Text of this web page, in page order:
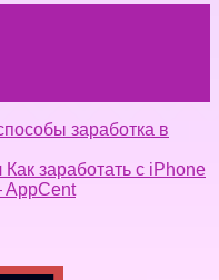
заработка в
Как заработать с iPhone